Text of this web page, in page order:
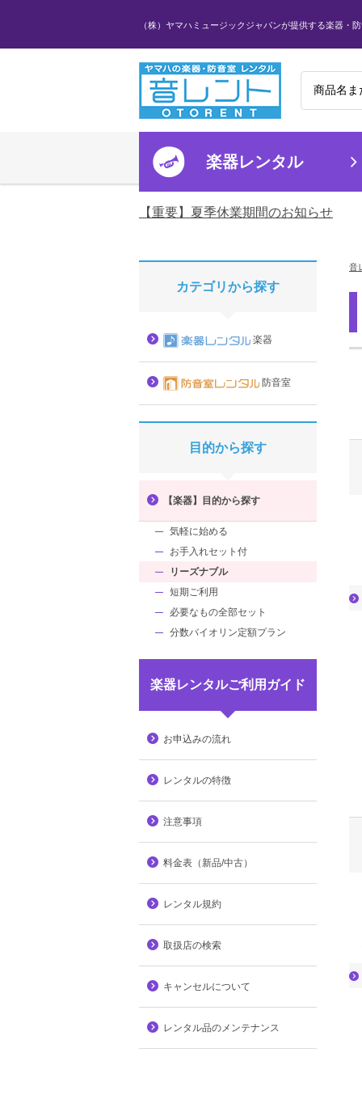
（株）ヤマハミュージックジャパンが提供する楽器・
楽器レンタル
【重要】夏季休業期間のお知らせ
音
カテゴリから探す
楽器
防音室
目的から探す
【楽器】目的から探す
気軽に始める
お手入れセット付
リーズナブル
短期ご利用
必要なもの全部セット
分数バイオリン定額プラン
楽器レンタルご利用ガイド
お申込みの流れ
レンタルの特徴
注意事項
料金表（新品/中古）
レンタル規約
取扱店の検索
キャンセルについて
レンタル品のメンテナンス